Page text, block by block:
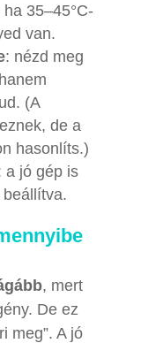
ha 35–45°C-
van.
: nézd meg
(A
de a
hasonlíts.)
a jó gép is
, mert
De ez
meg”. A jó